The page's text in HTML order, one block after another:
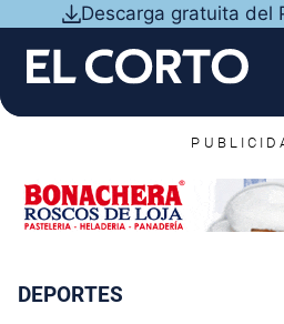
contenido
Descarga gratuita del
DEPORTES